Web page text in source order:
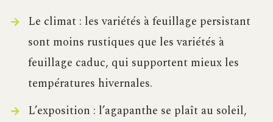
Le climat : les variétés à feuillage persistant
sont moins rustiques que les variétés à
feuillage caduc, qui supportent mieux les
températures hivernales.
L’exposition : l’agapanthe se plaît au soleil,